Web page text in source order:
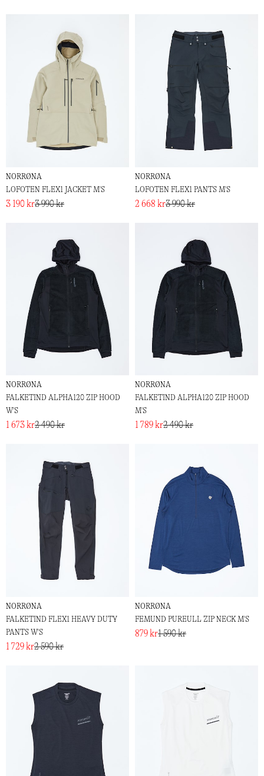
NORRØNA
LOFOTEN FLEX1 JACKET M'S
3 190 kr3 990 kr
NORRØNA
LOFOTEN FLEX1 PANTS M'S
2 668 kr3 990 kr
NORRØNA
FALKETIND ALPHA120 ZIP HOOD
W'S
1 673 kr2 490 kr
NORRØNA
FALKETIND ALPHA120 ZIP HOOD
M'S
1 789 kr2 490 kr
NORRØNA
FALKETIND FLEX1 HEAVY DUTY
PANTS W'S
1 729 kr2 590 kr
NORRØNA
FEMUND PUREULL ZIP NECK M'S
879 kr1 590 kr